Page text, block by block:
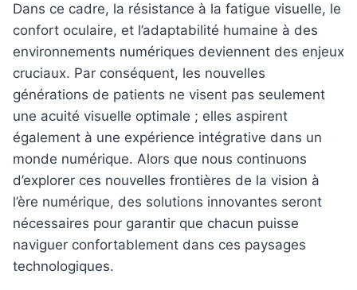
Dans ce cadre, la résistance à la fatigue visuelle, le
confort oculaire, et l’adaptabilité humaine à des
environnements numériques deviennent des enjeux
cruciaux. Par conséquent, les nouvelles
générations de patients ne visent pas seulement
une acuité visuelle optimale ; elles aspirent
également à une expérience intégrative dans un
monde numérique. Alors que nous continuons
d’explorer ces nouvelles frontières de la vision à
l’ère numérique, des solutions innovantes seront
nécessaires pour garantir que chacun puisse
naviguer confortablement dans ces paysages
technologiques.